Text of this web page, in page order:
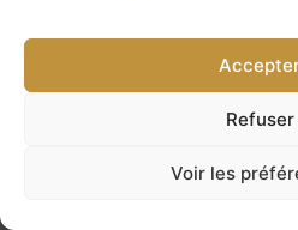
Refuser
Voir les
Lesgammes de béquilles
que nous représentons
par des entreprises